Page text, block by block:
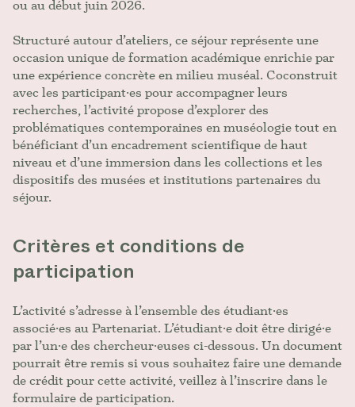
ou au début juin 2026.
Structuré autour d’ateliers, ce séjour représente une
occasion unique de formation académique enrichie par
une expérience concrète en milieu muséal. Coconstruit
avec les participant·es pour accompagner leurs
recherches, l’activité propose d’explorer des
problématiques contemporaines en muséologie tout en
bénéficiant d’un encadrement scientifique de haut
niveau et d’une immersion dans les collections et les
dispositifs des musées et institutions partenaires du
séjour.
Critères et conditions de
participation
L’activité s’adresse à l’ensemble des étudiant·es
associé·es au Partenariat. L’étudiant·e doit être dirigé·e
par l’un·e des chercheur·euses ci-dessous. Un document
pourrait être remis si vous souhaitez faire une demande
de crédit pour cette activité, veillez à l’inscrire dans le
formulaire de participation.